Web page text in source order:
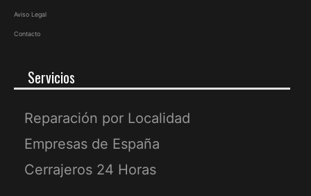
Aviso Legal
Contacto
Servicios
Reparación por Localidad
Empresas de España
Cerrajeros 24 Horas